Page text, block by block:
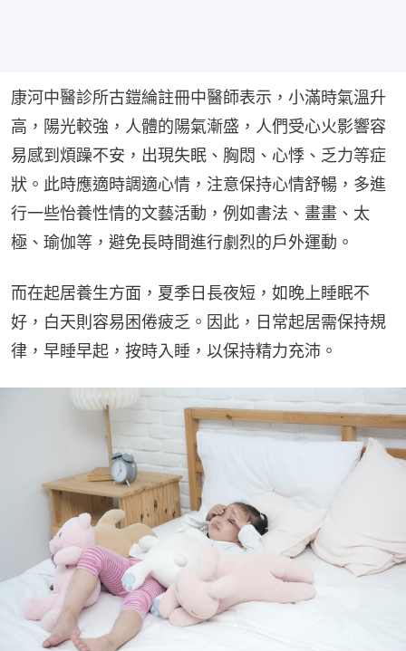
康河中醫診所古鎧綸註冊中醫師表示，小滿時氣溫升
高，陽光較強，人體的陽氣漸盛，人們受心火影響容
易感到煩躁不安，出現失眠、胸悶、心悸、乏力等症
狀。此時應適時調適心情，注意保持心情舒暢，多進
行一些怡養性情的文藝活動，例如書法、畫畫、太
極、瑜伽等，避免長時間進行劇烈的戶外運動。
而在起居養生方面，夏季日長夜短，如晚上睡眠不
好，白天則容易困倦疲乏。因此，日常起居需保持規
律，早睡早起，按時入睡，以保持精力充沛。